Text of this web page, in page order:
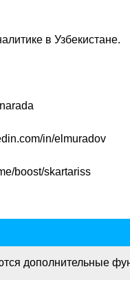
в Узбекистане.
in/elmuradov
boost/skartariss
дополнительные